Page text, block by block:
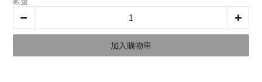
加入購物車